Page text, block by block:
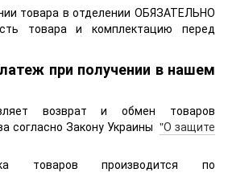
товара в отделении ОБЯЗАТЕЛЬНО
товара и комплектацию перед
при получении в нашем
возврат и обмен товаров
согласно Закону Украины "О защите
товаров производится по